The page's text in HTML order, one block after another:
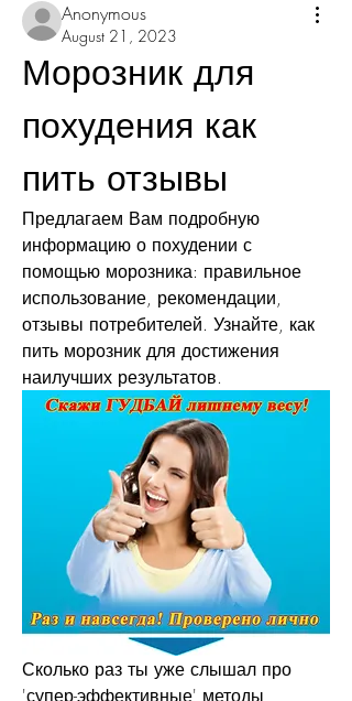
Anonymous
August 21, 2023
Морозник для
похудения как
пить отзывы
Предлагаем Вам подробную
информацию о похудении с
помощью морозника: правильное
использование, рекомендации,
отзывы потребителей. Узнайте, как
пить морозник для достижения
наилучших результатов.
Сколько раз ты уже слышал про
'супер-эффективные' методы